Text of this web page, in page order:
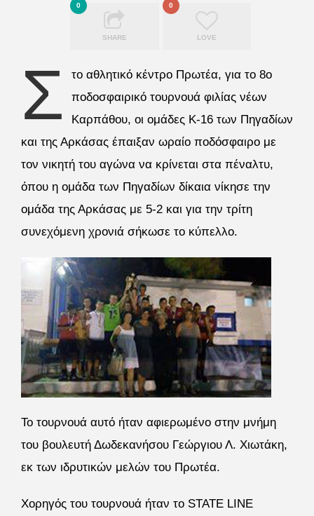
0
SHARE
0
LOVE
Σ
το αθλητικό κέντρο Πρωτέα, για το 8ο
ποδοσφαιρικό τουρνουά φιλίας νέων
Καρπάθου, οι ομάδες Κ-16 των Πηγαδίων
και της Αρκάσας έπαιξαν ωραίο ποδόσφαιρο με
τον νικητή του αγώνα να κρίνεται στα πέναλτυ,
όπου η ομάδα των Πηγαδίων δίκαια νίκησε την
ομάδα της Αρκάσας με 5-2 και για την τρίτη
συνεχόμενη χρονιά σήκωσε το κύπελλο.
Το τουρνουά αυτό ήταν αφιερωμένο στην μνήμη
του βουλευτή Δωδεκανήσου Γεώργιου Λ. Χιωτάκη,
εκ των ιδρυτικών μελών του Πρωτέα.
Χορηγός του τουρνουά ήταν το STATE LINE